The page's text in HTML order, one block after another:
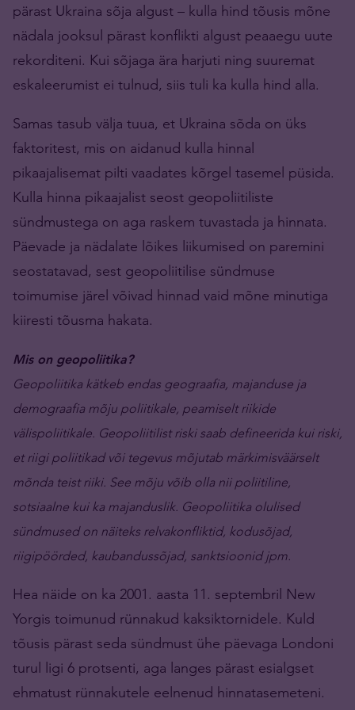
pärast Ukraina sõja algust – kulla hind tõusis mõne
nädala jooksul pärast konflikti algust peaaegu uute
rekorditeni. Kui sõjaga ära harjuti ning suuremat
eskaleerumist ei tulnud, siis tuli ka kulla hind alla.
Samas tasub välja tuua, et Ukraina sõda on üks
faktoritest, mis on aidanud kulla hinnal
pikaajalisemat pilti vaadates kõrgel tasemel püsida.
Kulla hinna pikaajalist seost geopoliitiliste
sündmustega on aga raskem tuvastada ja hinnata.
Päevade ja nädalate lõikes liikumised on paremini
seostatavad, sest geopoliitilise sündmuse
toimumise järel võivad hinnad vaid mõne minutiga
kiiresti tõusma hakata.
Mis on geopoliitika?
Geopoliitika kätkeb endas geograafia, majanduse ja
demograafia mõju poliitikale, peamiselt riikide
välispoliitikale. Geopoliitilist riski saab defineerida kui riski,
et riigi poliitikad või tegevus mõjutab märkimisväärselt
mõnda teist riiki. See mõju võib olla nii poliitiline,
sotsiaalne kui ka majanduslik. Geopoliitika olulised
sündmused on näiteks relvakonfliktid, kodusõjad,
riigipöörded, kaubandussõjad, sanktsioonid jpm.
Hea näide on ka 2001. aasta 11. septembril New
Yorgis toimunud rünnakud kaksiktornidele. Kuld
tõusis pärast seda sündmust ühe päevaga Londoni
turul ligi 6 protsenti, aga langes pärast esialgset
ehmatust rünnakutele eelnenud hinnatasemeteni.